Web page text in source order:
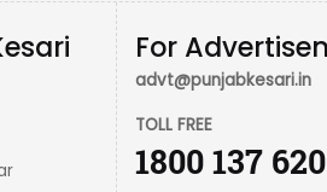
For
advt@punjabkesari.in
TOLL FREE
1800 137